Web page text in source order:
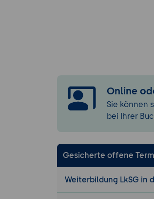
Online
Sie können
bei Ihrer
Gesicherte offene
Weiterbildung LkSG in